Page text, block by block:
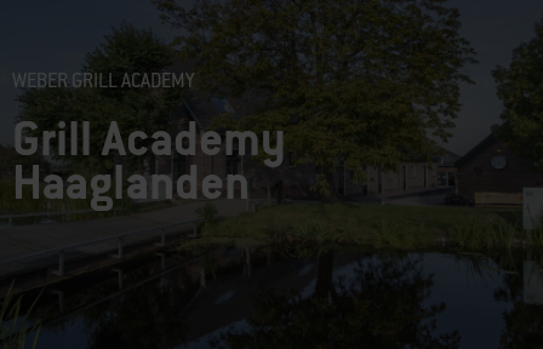
WEBER GRILL ACADEMY
Grill Academy
Haaglanden